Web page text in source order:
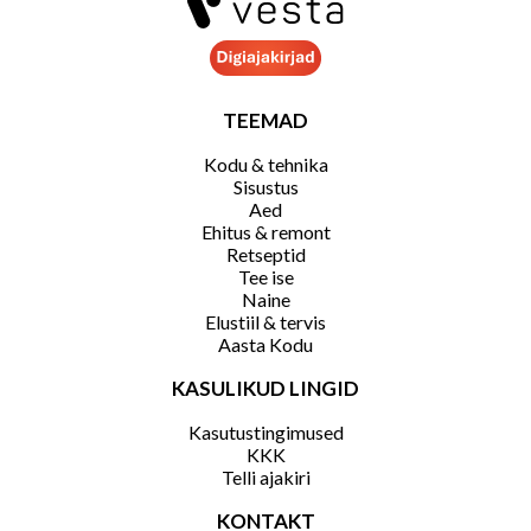
TEEMAD
Kodu & tehnika
Sisustus
Aed
Ehitus & remont
Retseptid
Tee ise
Naine
Elustiil & tervis
Aasta Kodu
KASULIKUD LINGID
Kasutustingimused
KKK
Telli ajakiri
KONTAKT